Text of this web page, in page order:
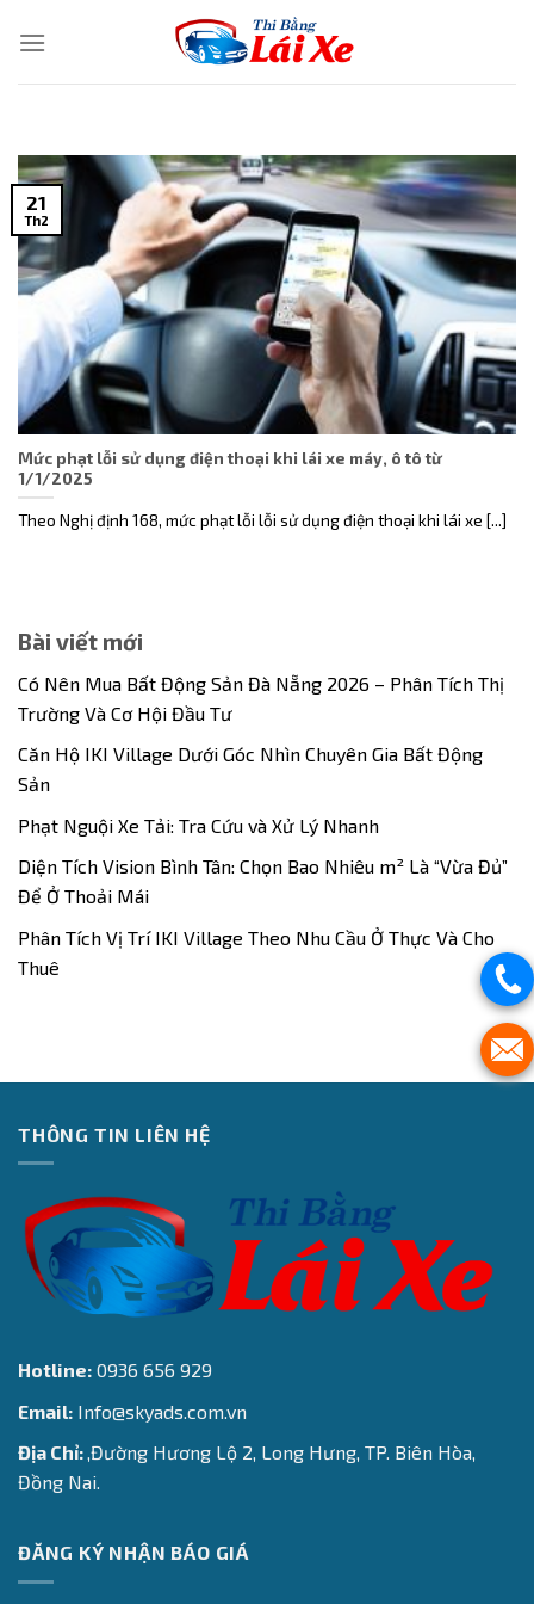
Mức phạt lỗi sử dụng điện thoại khi lái xe máy, ô tô từ
1/1/2025
Theo Nghị định 168, mức phạt lỗi lỗi sử dụng điện thoại khi lái xe [...]
21
Th2
Bài viết mới
Có Nên Mua Bất Động Sản Đà Nẵng 2026 – Phân Tích Thị
Trường Và Cơ Hội Đầu Tư
Căn Hộ IKI Village Dưới Góc Nhìn Chuyên Gia Bất Động
Sản
Phạt Nguội Xe Tải: Tra Cứu và Xử Lý Nhanh
Diện Tích Vision Bình Tân: Chọn Bao Nhiêu m² Là “Vừa Đủ”
Để Ở Thoải Mái
Phân Tích Vị Trí IKI Village Theo Nhu Cầu Ở Thực Và Cho
Thuê
THÔNG TIN LIÊN HỆ
Hotline: 0936 656 929
Email: Info@skyads.com.vn
Địa Chỉ:,Đường Hương Lộ 2, Long Hưng, TP. Biên Hòa,
Đồng Nai.
ĐĂNG KÝ NHẬN BÁO GIÁ